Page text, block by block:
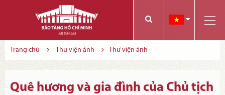
Trang chủ Thư viện ảnh Thư viện ảnh
Quê hương và gia đình của Chủ tịch